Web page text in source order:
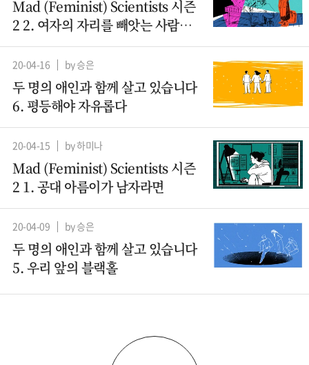
Mad (Feminist) Scientists 시즌
2 2. 여자의 자리를 빼앗는 사람들 -
산파
20-04-16 by 승은
두 명의 애인과 함께 살고 있습니다
6. 평등해야 자유롭다
20-04-15 by 하미나
Mad (Feminist) Scientists 시즌
2 1. 공대 아름이가 남자라면
20-04-09 by 승은
두 명의 애인과 함께 살고 있습니다
5. 우리 앞의 블랙홀